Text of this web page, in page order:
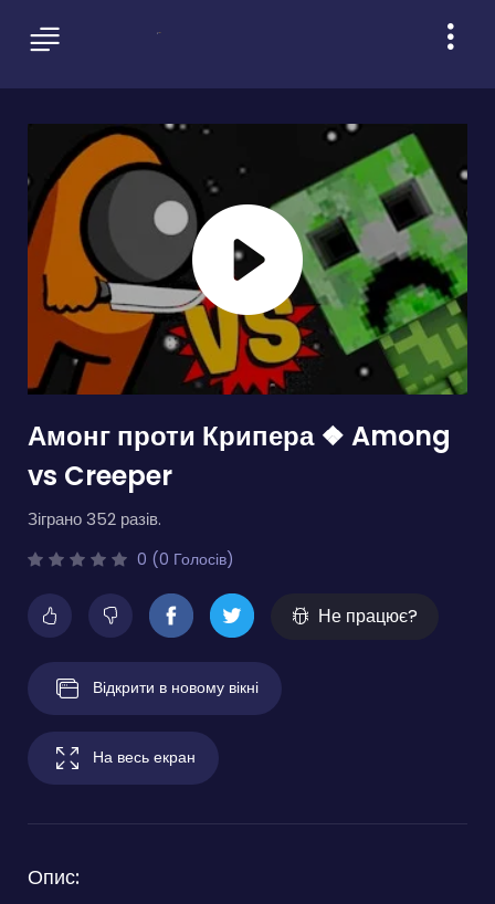
Амонг проти Крипера ❖ Among
vs Creeper
Зіграно 352 разів.
0 (0 Голосів)
Не працює?
Відкрити в новому вікні
На весь екран
Опис: